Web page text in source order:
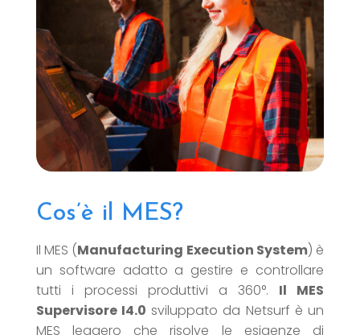
Cos’è il MES?
Il MES (Manufacturing Execution System) è
un software adatto a gestire e controllare
tutti i processi produttivi a 360°. Il MES
Supervisore I4.0 sviluppato da Netsurf è un
MES leggero che risolve le esigenze di